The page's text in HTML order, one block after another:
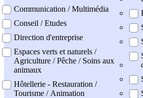
Communication / Multimédia
Conseil / Etudes
Direction d'entreprise
Espaces verts et naturels /
Agriculture / Pêche / Soins aux
animaux
Hôtellerie - Restauration /
Tourisme / Animation